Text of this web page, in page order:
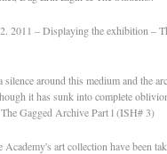
2011 – Displaying the exhibition –
silence around this medium and the
it has sunk into complete
Gagged Archive Part l (ISH# 3)
Academy's art collection have been